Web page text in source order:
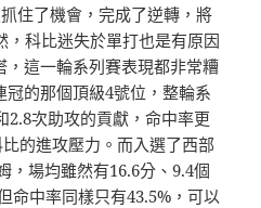
住了機會，完成了逆轉，將
，科比迷失於單打也是有原因
，這一輪系列賽表現都非常糟
的那個頂級4號位，整輪系
2.8次助攻的貢獻，命中率更
的進攻壓力。而入選了西部
，場均雖然有16.6分、9.4個
命中率同樣只有43.5%，可以